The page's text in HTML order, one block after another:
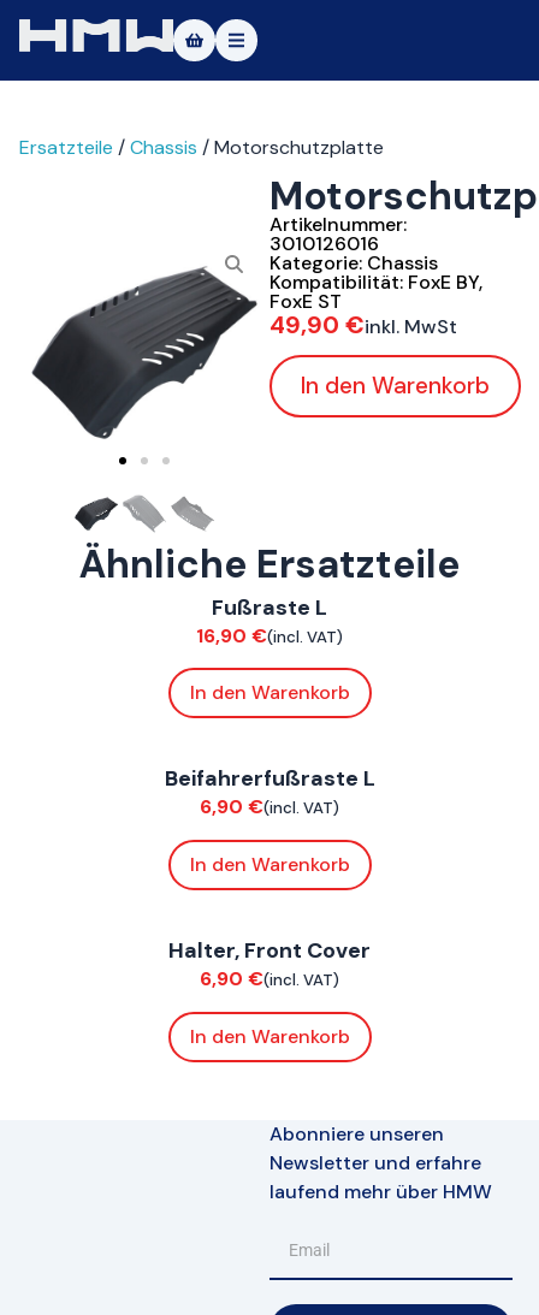
Über uns
Fahrzeuge
Testfahrt
Service
Kontakt
Ersatzteile /Chassis / Motorschutzplatte
Artikelnummer:
3010126016
Kategorie: Chassis
Kompatibilität: FoxE BY,
FoxE ST
49,90 €inkl. MwSt
In den Warenkorb
Ähnliche Ersatzteile
FoxE BY FoxE ST
Fußraste L
16,90 €(incl. VAT)
In den Warenkorb
Beifahrerfußraste L
6,90 €(incl. VAT)
In den Warenkorb
Halter, Front Cover
6,90 €(incl. VAT)
In den Warenkorb
Abonniere unseren
Newsletter und erfahre
laufend mehr über HMW